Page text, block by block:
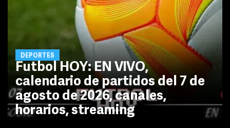
DEPORTES
Futbol HOY: EN VIVO,
calendario de partidos del 7 de
agosto de 2026, canales,
horarios, streaming